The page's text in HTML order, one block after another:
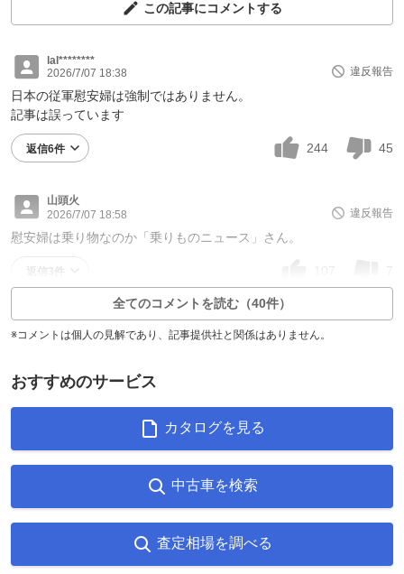
この記事にコメントする
lal********
2026/7/07 18:38
違反報告
日本の従軍慰安婦は強制ではありません。
記事は誤っています
返信6件 244 45
山頭火
2026/7/07 18:58
違反報告
慰安婦は乗り物なのか「乗りものニュース」さん。
返信3件
全てのコメントを読む（40件）
※コメントは個人の見解であり、記事提供社と関係はありません。
おすすめのサービス
カタログを見る
中古車を検索
査定相場を調べる